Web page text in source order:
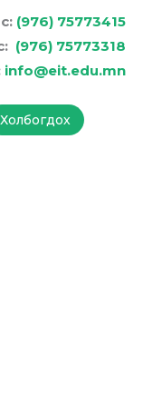
(976) 75773415
(976) 75773318
info@eit.edu.mn
Холбогдох